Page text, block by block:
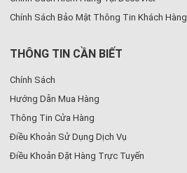
Chính Sách Bảo Mật Thông Tin Khách Hàng
THÔNG TIN CẦN BIẾT
Chính Sách
Hướng Dẫn Mua Hàng
Thông Tin Cửa Hàng
Điều Khoản Sử Dụng Dịch Vụ
Điều Khoản Đặt Hàng Trực Tuyến